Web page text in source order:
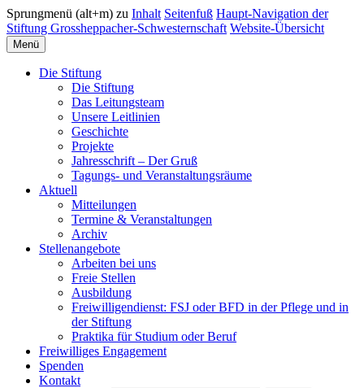
Sprungmenü (alt+m) zu Inhalt Seitenfuß Haupt-Navigation der
Stiftung Grossheppacher-Schwesternschaft Website-Übersicht
Menü
Die Stiftung
Die Stiftung
Das Leitungsteam
Unsere Leitlinien
Geschichte
Projekte
Jahresschrift – Der Gruß
Tagungs- und Veranstaltungsräume
Aktuell
Mitteilungen
Termine & Veranstaltungen
Archiv
Stellenangebote
Arbeiten bei uns
Freie Stellen
Ausbildung
Freiwilligendienst: FSJ oder BFD in der Pflege und in
der Stiftung
Praktika für Studium oder Beruf
Freiwilliges Engagement
Spenden
Kontakt